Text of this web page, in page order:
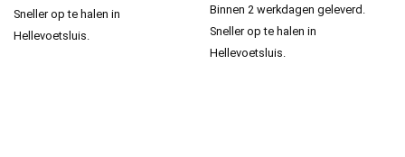
Sneller op te halen in
Hellevoetsluis.
Binnen 2 werkdagen geleverd.
Sneller op te halen in
Hellevoetsluis.